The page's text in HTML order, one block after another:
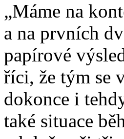
„Máme na
a na prvních
papírové
říci, že tým se
dokonce i
také situace